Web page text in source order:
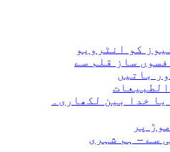
کو انٹرویو
ساز قلم سے
باتیں
خدا بین لکھاری۔
پر
سے – ہم شہری